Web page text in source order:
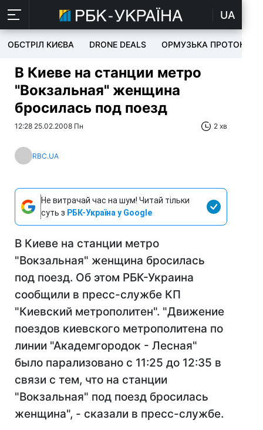
UA
ОБСТРІЛ КИЄВА DRONE DEALS ОРМУЗЬКА ПРОТОКА
В Киеве на станции метро
"Вокзальная" женщина
бросилась под поезд
12:28 25.02.2008 Пн 2 хв
RBC.UA
Не витрачай час на шум! Читай тільки
суть з РБК-Україна у Google
В Киеве на станции метро
"Вокзальная" женщина бросилась
под поезд. Об этом РБК-Украина
сообщили в пресс-службе КП
"Киевский метрополитен". "Движение
поездов киевского метрополитена по
линии "Академгородок - Лесная"
было парализовано с 11:25 до 12:35 в
связи с тем, что на станции
"Вокзальная" под поезд бросилась
женщина", - сказали в пресс-службе.